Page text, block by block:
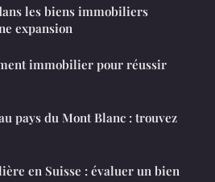
les biens immobiliers
expansion
immobilier pour réussir
pays du Mont Blanc : trouvez
en Suisse : évaluer un bien